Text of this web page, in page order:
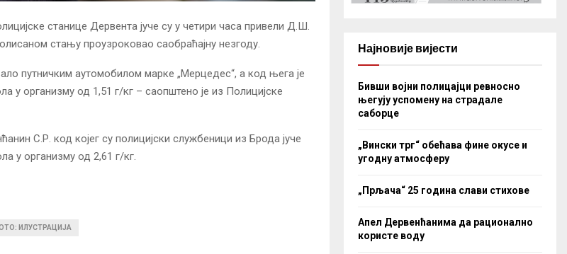
станице Дервента јуче су у четири часа привели Д.Ш.
стању проузроковао саобраћајну незгоду.
путничким аутомобилом марке „Мерцедес“, а код њега је
у организму од 1,51 г/кг – саопштено је из Полицијске
С.Р. код којег су полицијски службеници из Брода јуче
у организму од 2,61 г/кг.
ИЛУСТРАЦИЈА
Најновије вијести
Бивши војни полицајци ревносно
његују успомену на страдале
саборце
„Вински трг“ обећава фине окусе и
угодну атмосферу
„Прљача“ 25 година слави стихове
Апел Дервенћанима да рационално
користе воду